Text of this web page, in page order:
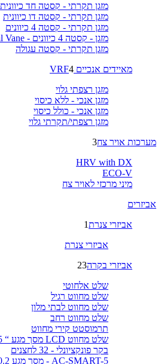
מזגן תקרתי - קסטה חד כיוונית
מזגן תקרתי - קסטה דו כיוונית
מזגן תקרתי - קסטה 4 כיוונים
מזגן - קסטה 4 כיוונים - Dual Vane
מזגן תקרתי - קסטה עגולה
מאיידים אנכיים VRF 4
מזגן רצפתי גלוי
מזגן אנכי - ללא כיסוי
מזגן אנכי - כולל כיסוי
מזגן רצפתי/תקרתי גלוי
מערכות אויר צח3
HRV with DX
ECO-V
מיני מרכזי לאויר צח
אביזרים
אביזרי צנרת1
אביזרי צנרת
אביזרי בקרה23
שלט אלחוטי
שלט מחווט רגיל
שלט מחווט לבתי מלון
שלט מחווט רחב
תרמוסטט קירי מחווט
שלט מחווט LCD מסך מגע “ 5
בקר פונקציונלי - 32 לחצנים
AC-SMART-5 - מסך מגע 10.2 אינצ׳